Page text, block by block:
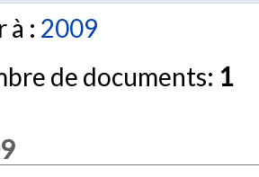
à : 2009
de documents: 1